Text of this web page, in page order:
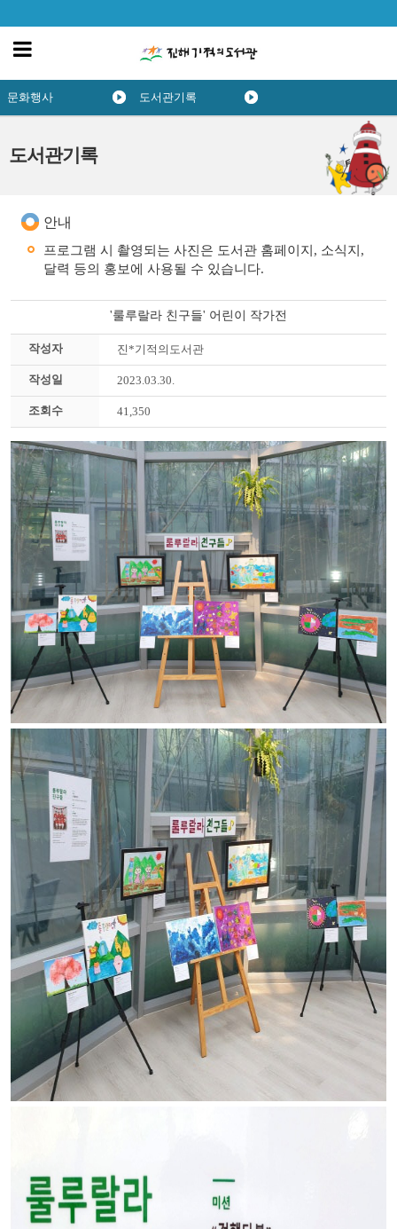
도서관기록
문화행사 도서관기록
안내
프로그램 시 촬영되는 사진은 도서관 홈페이지, 소식지,
달력 등의 홍보에 사용될 수 있습니다.
'룰루랄라 친구들' 어린이 작가전
작성자 진*기적의도서관
작성일 2023.03.30.
조회수 41,350